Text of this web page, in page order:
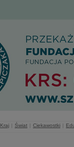
Kraj | Świat | Ciekawostki |